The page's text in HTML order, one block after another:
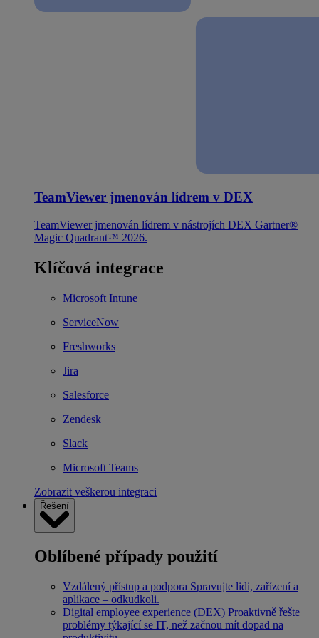
TeamViewer jmenován lídrem v DEX
TeamViewer jmenován lídrem v nástrojích DEX Gartner®
Magic Quadrant™ 2026.
Klíčová integrace
Microsoft Intune
ServiceNow
Freshworks
Jira
Salesforce
Zendesk
Slack
Microsoft Teams
Zobrazit veškerou integraci
Řešení
Oblíbené případy použití
Vzdálený přístup a podpora Spravujte lidi, zařízení a
aplikace – odkudkoli.
Digital employee experience (DEX) Proaktivně řešte
problémy týkající se IT, než začnou mít dopad na